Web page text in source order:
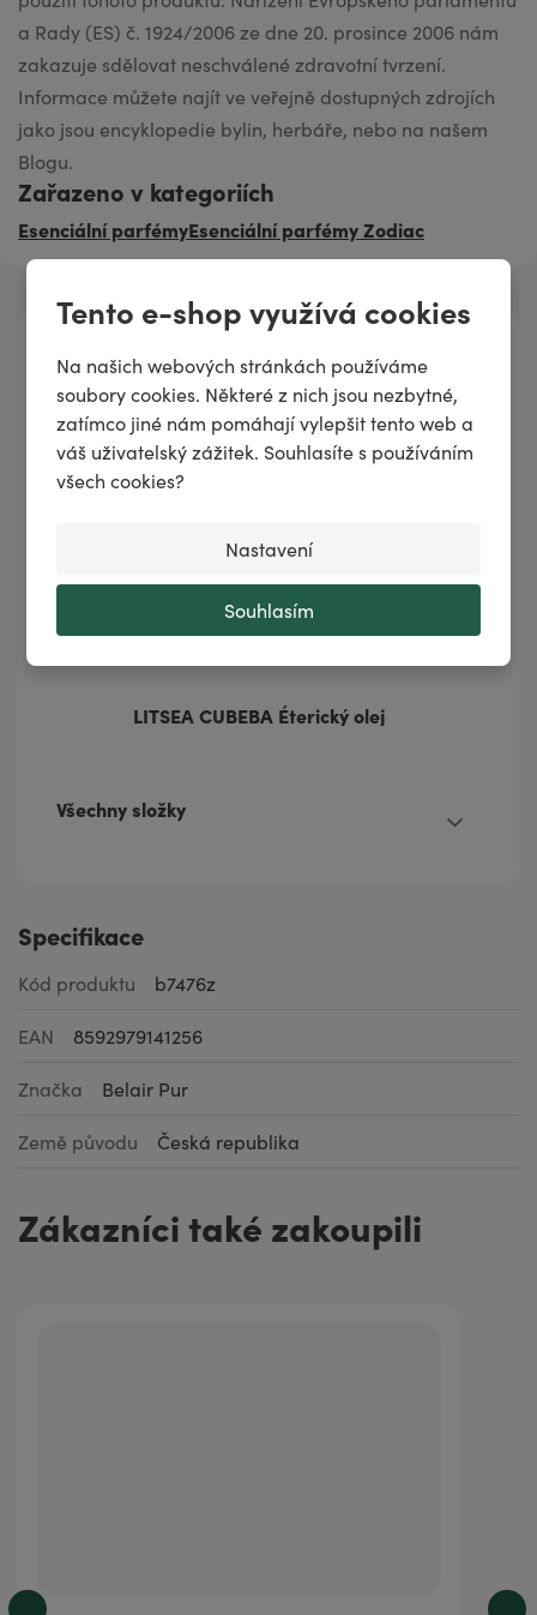
Tento e-shop využívá cookies
Na našich webových stránkách používáme
soubory cookies. Některé z nich jsou nezbytné,
zatímco jiné nám pomáhají vylepšit tento web a
váš uživatelský zážitek. Souhlasíte s používáním
všech cookies?
Nastavení
Souhlasím
a Rady (ES) č. 1924/2006 ze dne 20. prosince 2006 nám
zakazuje sdělovat neschválené zdravotní tvrzení.
Informace můžete najít ve veřejně dostupných zdrojích
jako jsou encyklopedie bylin, herbáře, nebo na našem
Blogu.
Zařazeno v kategoriích
Esenciální parfémyEsenciální parfémy Zodiac
Hlavní obsahové složky
KOPR Éterický olej
LITSEA CUBEBA Éterický olej
Všechny složky
Specifikace
Kód produktu b7476z
EAN 8592979141256
Značka Belair Pur
Země původu Česká republika
Zákazníci také zakoupili